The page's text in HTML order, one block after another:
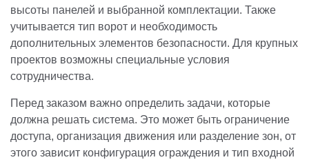
высоты панелей и выбранной комплектации. Также
учитывается тип ворот и необходимость
дополнительных элементов безопасности. Для крупных
проектов возможны специальные условия
сотрудничества.
Перед заказом важно определить задачи, которые
должна решать система. Это может быть ограничение
доступа, организация движения или разделение зон, от
этого зависит конфигурация ограждения и тип входной